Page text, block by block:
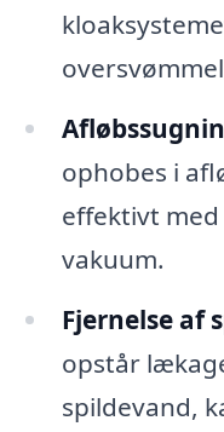
ophobes i
effektivt
vakuum.
Fjernelse af
opstår
spildevand,